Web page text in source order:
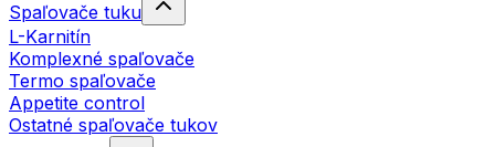
Spaľovače tuku
L-Karnitín
Komplexné spaľovače
Termo spaľovače
Appetite control
Ostatné spaľovače tukov